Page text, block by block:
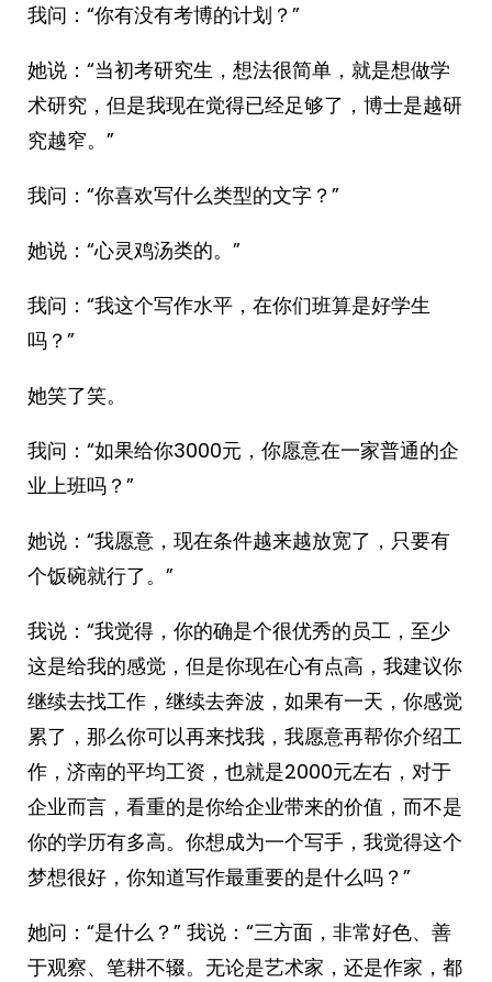
我问：“你有没有考博的计划？”
她说：“当初考研究生，想法很简单，就是想做学
术研究，但是我现在觉得已经足够了，博士是越研
究越窄。”
我问：“你喜欢写什么类型的文字？”
她说：“心灵鸡汤类的。”
我问：“我这个写作水平，在你们班算是好学生
吗？”
她笑了笑。
我问：“如果给你3000元，你愿意在一家普通的企
业上班吗？”
她说：“我愿意，现在条件越来越放宽了，只要有
个饭碗就行了。”
我说：“我觉得，你的确是个很优秀的员工，至少
这是给我的感觉，但是你现在心有点高，我建议你
继续去找工作，继续去奔波，如果有一天，你感觉
累了，那么你可以再来找我，我愿意再帮你介绍工
作，济南的平均工资，也就是2000元左右，对于
企业而言，看重的是你给企业带来的价值，而不是
你的学历有多高。你想成为一个写手，我觉得这个
梦想很好，你知道写作最重要的是什么吗？”
她问：“是什么？” 我说：“三方面，非常好色、善
于观察、笔耕不辍。无论是艺术家，还是作家，都